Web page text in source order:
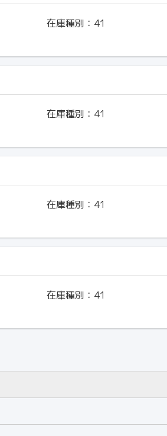
在庫種別： 41
在庫種別： 41
在庫種別： 41
在庫種別： 41